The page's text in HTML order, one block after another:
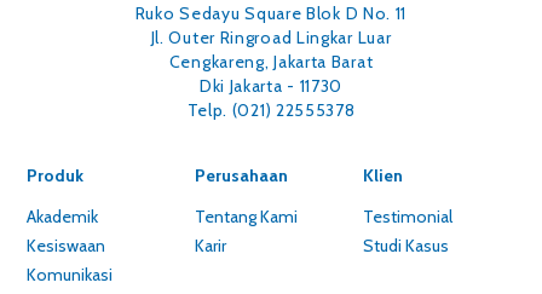
Ruko Sedayu Square Blok D No. 11
Jl. Outer Ringroad Lingkar Luar
Cengkareng, Jakarta Barat
Dki Jakarta - 11730
Telp. (021) 22555378
Produk
Akademik
Kesiswaan
Komunikasi
Perusahaan
Tentang Kami
Karir
Klien
Testimonial
Studi Kasus